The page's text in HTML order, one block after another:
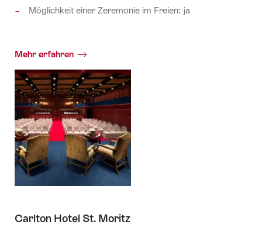
Möglichkeit einer Zeremonie im Freien: ja
Mehr erfahren
Carlton Hotel St. Moritz